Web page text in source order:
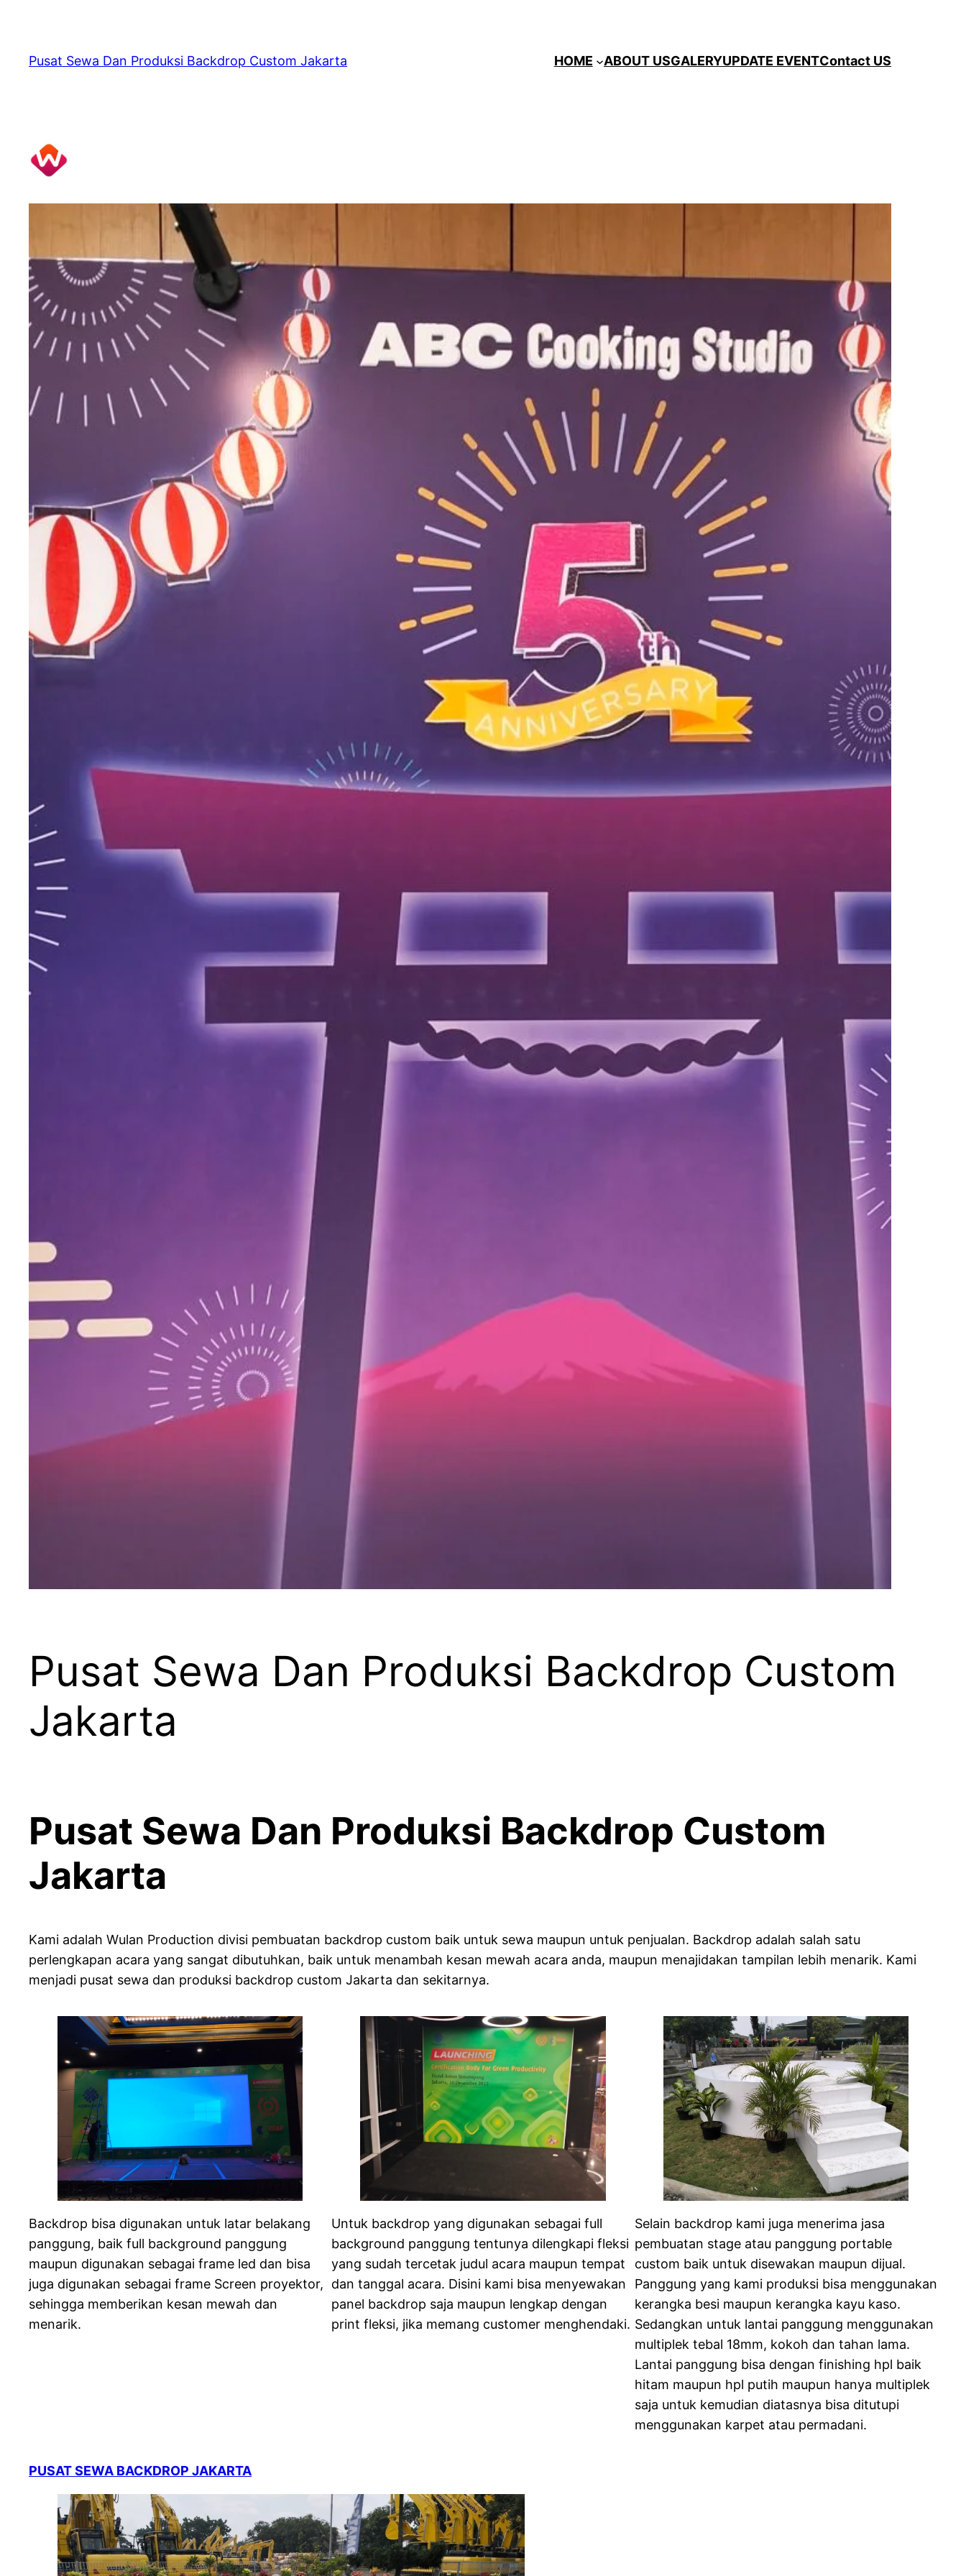
content
Pusat Sewa Dan Produksi Backdrop Custom Jakarta HOME ABOUT USGALERYUPDATE EVENTContact US
Pusat Sewa Dan Produksi Backdrop Custom
Jakarta
Pusat Sewa Dan Produksi Backdrop Custom
Jakarta
Kami adalah Wulan Production divisi pembuatan backdrop custom baik untuk sewa maupun untuk penjualan. Backdrop adalah salah satu
perlengkapan acara yang sangat dibutuhkan, baik untuk menambah kesan mewah acara anda, maupun menajidakan tampilan lebih menarik. Kami
menjadi pusat sewa dan produksi backdrop custom Jakarta dan sekitarnya.
Backdrop bisa digunakan untuk latar belakang
panggung, baik full background panggung
maupun digunakan sebagai frame led dan bisa
juga digunakan sebagai frame Screen proyektor,
sehingga memberikan kesan mewah dan
menarik.
Untuk backdrop yang digunakan sebagai full
background panggung tentunya dilengkapi fleksi
yang sudah tercetak judul acara maupun tempat
dan tanggal acara. Disini kami bisa menyewakan
panel backdrop saja maupun lengkap dengan
print fleksi, jika memang customer menghendaki.
Selain backdrop kami juga menerima jasa
pembuatan stage atau panggung portable
custom baik untuk disewakan maupun dijual.
Panggung yang kami produksi bisa menggunakan
kerangka besi maupun kerangka kayu kaso.
Sedangkan untuk lantai panggung menggunakan
multiplek tebal 18mm, kokoh dan tahan lama.
Lantai panggung bisa dengan finishing hpl baik
hitam maupun hpl putih maupun hanya multiplek
saja untuk kemudian diatasnya bisa ditutupi
menggunakan karpet atau permadani.
PUSAT SEWA BACKDROP JAKARTA